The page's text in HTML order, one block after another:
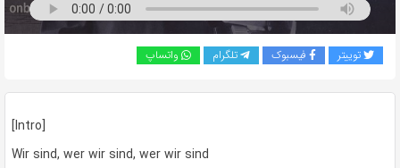
توییتر فیسبوک تلگرام واتساپ
[Intro]
Wir sind, wer wir sind, wer wir sind